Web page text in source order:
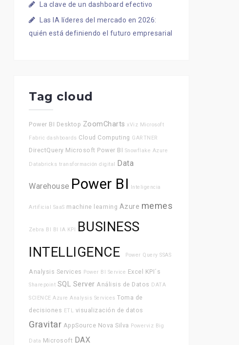
La clave de un dashboard efectivo
Las IA líderes del mercado en 2026:
quién está definiendo el futuro empresarial
Tag cloud
Power BI Desktop ZoomCharts xViz Microsoft
Fabric dashboards Cloud Computing GARTNER
DirectQuery Microsoft Power BI Snowflake Azure
Databricks transformación digital Data
Warehouse Power BI Inteligencia
Artificial SaaS machine learning Azure memes
Zebra BI BI IA KPI BUSINESS
INTELLIGENCE
Power Query SSAS
Analysis Services Power BI Service Excel KPI´s
Sharepoint SQL Server Análisis de Datos DATA
SCIENCE Azure Analysis Services Toma de
decisiones ETL visualización de datos
Gravitar AppSource Nova Silva Powerviz Big
Data Microsoft DAX